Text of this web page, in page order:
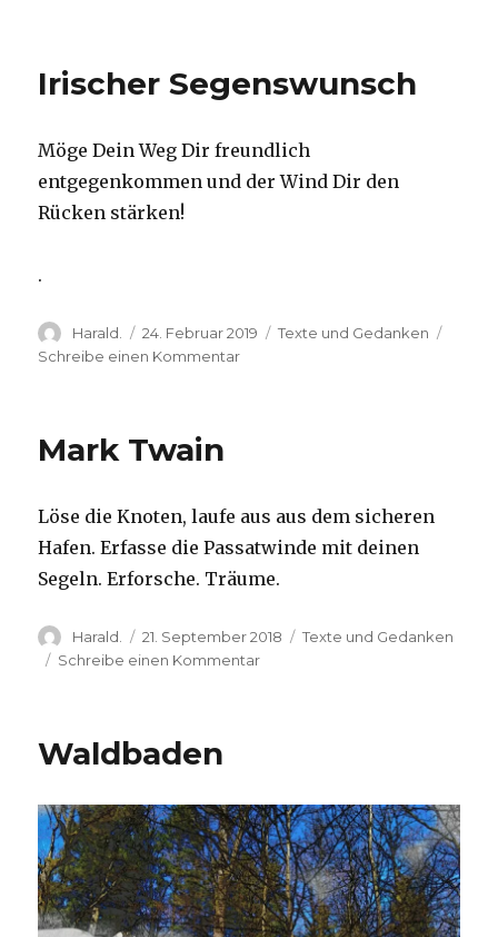
Irischer Segenswunsch
Möge Dein Weg Dir freundlich
entgegenkommen und der Wind Dir den
Rücken stärken!
.
Autor
Harald.
Veröffentlicht
am
24. Februar 2019 Kategorien
Texte und Gedanken
Schreibe einen Kommentarzu
Mark Twain
Löse die Knoten, laufe aus aus dem sicheren
Hafen. Erfasse die Passatwinde mit deinen
Segeln. Erforsche. Träume.
Autor
Harald.
Veröffentlicht
am
21. September 2018 Kategorien
Texte und Gedanken
Schreibe einen Kommentarzu
Waldbaden